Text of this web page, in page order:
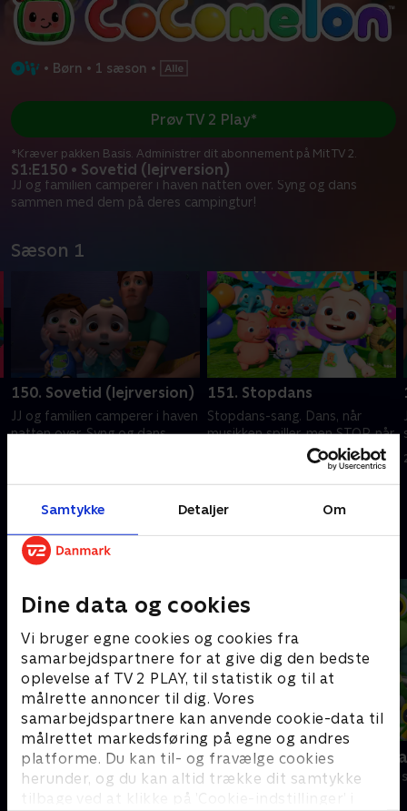
Samtykke Detaljer Om
Dine data og cookies
Vi bruger egne cookies og cookies fra
samarbejdspartnere for at give dig den bedste
oplevelse af TV 2 PLAY, til statistik og til at
målrette annoncer til dig. Vores
samarbejdspartnere kan anvende cookie-data til
målrettet markedsføring på egne og andres
platforme. Du kan til- og fravælge cookies
herunder, og du kan altid trække dit samtykke
tilbage ved at klikke på ’Cookie-indstillinger’ i
• Børn • 1 sæson •
S1:E150 • Sovetid (lejrversion)
JJ og familien camperer i haven natten over. Syng og dans
sammen med dem på deres campingtur!
Prøv TV 2 Play*
*Kræver pakken Basis. Administrer dit abonnement på Mit TV 2.
Sæson 1
150. Sovetid (lejrversion)
JJ og familien camperer i haven
natten over. Syng og dans
151. Stopdans
Stopdans-sang. Dans, når
musikken spiller, men STOP, når
musikken standser! JJ og
vennerne spiller og synger med
på Stopdans-sangen.
Andre så også
Gurli Gris
Børneserier • 4 sæsoner
Geckos
Børneserier • 2